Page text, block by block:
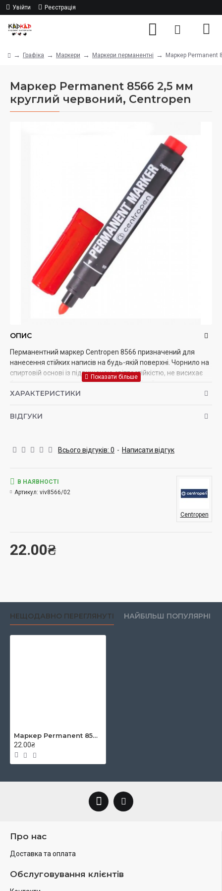
Увійти Реєстрація
Графіка Маркери Маркери перманентні Маркер Permanent
Маркер Permanent 8566 2,5 мм
круглий червоний, Centropen
ОПИС
Перманентний маркер Centropen 8566 призначений для
нанесення стійких написів на будь-якій поверхні. Чорнило на
спиртовій основі із підвищеною світлостійкістю, не висихає
без колпачка протягом 5 днів. Напис стійкий до води,
стирання, атмосферних впливів. Корпус маркера Centropen
розломі не створює гострих кутів. Колір ковпачка та торець
ХАРАКТЕРИСТИКИ
ВІДГУКИ
Всього відгуків: 0 - Написати відгук
22.00₴
В НАЯВНОСТІ
Артикул: viv8566/02
Centropen
НЕЩОДАВНО ПЕРЕГЛЯНУТІ НАЙБІЛЬШ ПОПУЛЯРНІ
Маркер Permanent 8566 2,5 мм круглий червоний, Centropen
22.00₴
Про нас
Доставка та оплата
Обслуговування клієнтів